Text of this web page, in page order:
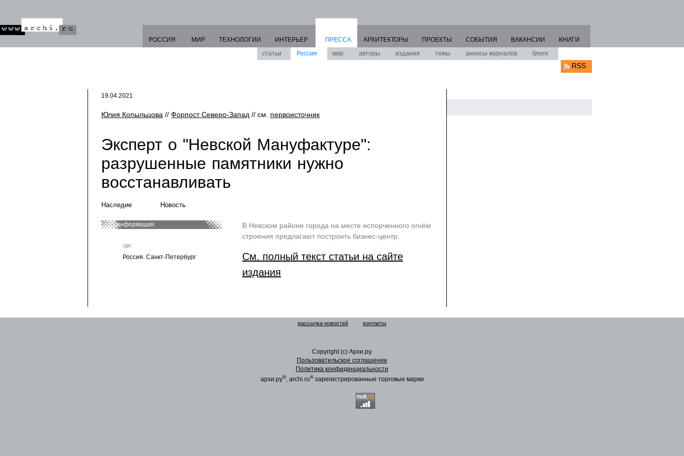
РОССИЯ МИР ТЕХНОЛОГИИ ИНТЕРЬЕР
ПРЕССА
статьи
Россия мир авторы издания темы анонсы журналов блоги
АРХИТЕКТОРЫ ПРОЕКТЫ СОБЫТИЯ ВАКАНСИИ КНИГИ
RSS
19.04.2021
Юлия Копыльцова // Форпост Северо-Запад // см. первоисточник
Эксперт о "Невской Мануфактуре":
разрушенные памятники нужно
восстанавливать
Наследие Новость
информация:
где:
Россия. Санкт-Петербург
В Невском районе города на месте испорченного огнём
строения предлагают построить бизнес-центр.
См. полный текст статьи на сайте
издания
рассылка новостей контакты
Copyright (c) Архи.ру.
Пользовательское соглашение
Политика конфиденциальности
архи.ру®, archi.ru®зарегистрированные торговые марки